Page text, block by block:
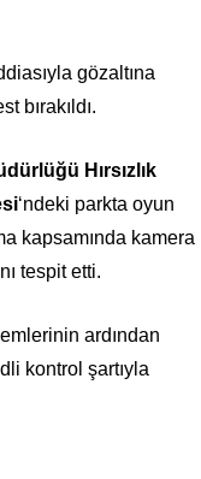
gözaltına
bırakıldı.
Hırsızlık
‘ndeki parkta oyun
kapsamında kamera
tespit etti.
ardından
kontrol şartıyla